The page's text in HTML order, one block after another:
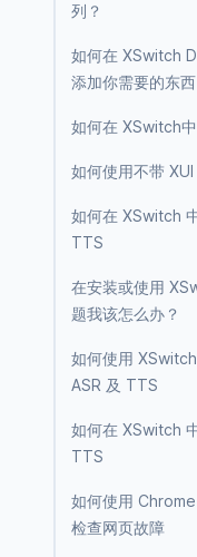
列？
如何在 XSwitch
添加你需要的东西
如何在 XSwitch
如何使用不带
如何在 XSwitch
TTS
在安装或使用
题我该怎么办？
如何使用
ASR 及 TTS
如何在 XSwitch
TTS
如何使用
检查网页故障